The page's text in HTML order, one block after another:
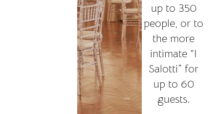
up to 350
people, or to
the more
intimate “I
Salotti” for
up to 60
guests.